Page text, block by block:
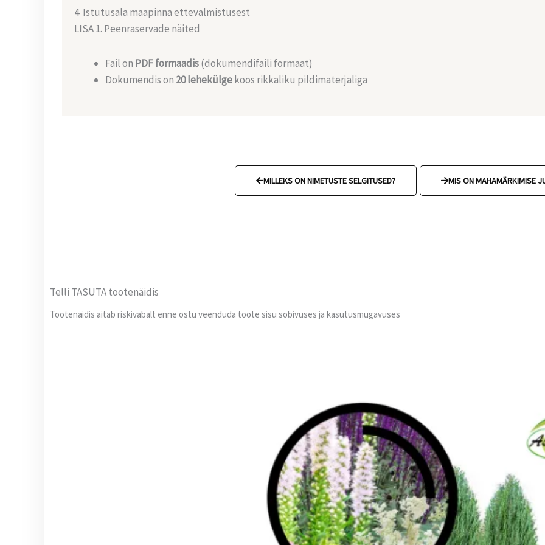
4 Istutusala maapinna ettevalmistusest
LISA 1. Peenraservade näited
Fail on PDF formaadis(dokumendifaili formaat)
Dokumendis on 20 lehekülgekoos rikkaliku pildimaterjaliga
MILLEKS ON NIMETUSTE SELGITUSED? MIS ON MAHAMÄRKIMISE
Telli TASUTA tootenäidis
Tootenäidis aitab riskivabalt enne ostu veenduda toote sisu sobivuses ja kasutusmugavuses